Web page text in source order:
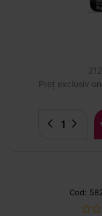
Preț exclusiv
Cod: